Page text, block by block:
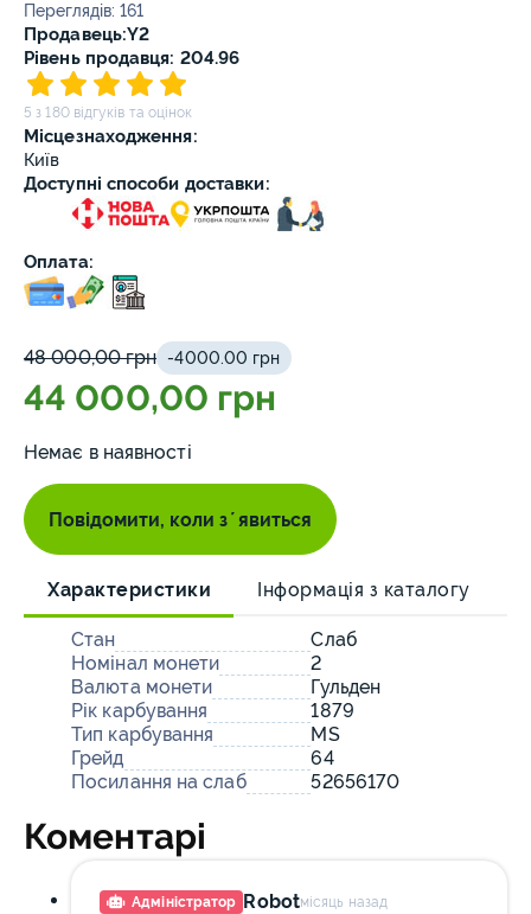
Переглядів: 161
Продавець:Y2
Рівень продавця: 204.96
5 з 180 відгуків та оцінок
Місцезнаходження:
Київ
Доступні способи доставки:
Оплата:
48 000,00 грн -4000.00 грн
44 000,00 грн
Немає в наявності
Повідомити, коли зʼявиться
Характеристики Інформація з каталогу
Стан
Слаб
Номінал монети
2
Валюта монети
Гульден
Рік карбування
1879
Тип карбування
MS
Грейд
64
Посилання на слаб
52656170
Коментарі
Адміністратор Robotмісяць назад